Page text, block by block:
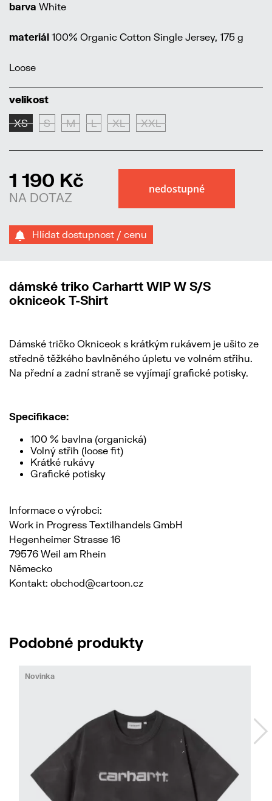
barva White
materiál 100% Organic Cotton Single Jersey, 175 g
Loose
velikost
XS S M L XL XXL
1 190 Kč
NA DOTAZ
Hlídat dostupnost / cenu
dámské triko Carhartt WIP W S/S
okniceok T-Shirt
Dámské tričko Okniceok s krátkým rukávem je ušito ze
středně těžkého bavlněného úpletu ve volném střihu.
Na přední a zadní straně se vyjímají grafické potisky.
Specifikace:
100 % bavlna (organická)
Volný střih (loose fit)
Krátké rukávy
Grafické potisky
Informace o výrobci:
Work in Progress Textilhandels GmbH
Hegenheimer Strasse 16
79576 Weil am Rhein
Německo
Kontakt: obchod@cartoon.cz
Podobné produkty
Novinka